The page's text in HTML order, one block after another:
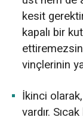
kesit
kapalı bir
vinçlerinin
İkinci
vardır.